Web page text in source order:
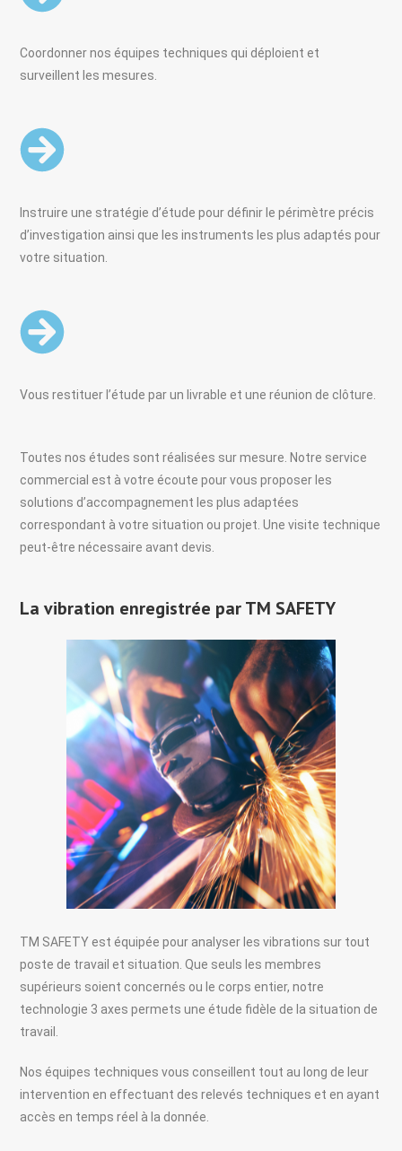
Coordonner nos équipes techniques qui déploient et
surveillent les mesures.
Instruire une stratégie d’étude pour définir le périmètre précis
d’investigation ainsi que les instruments les plus adaptés pour
votre situation.
Vous restituer l’étude par un livrable et une réunion de clôture.
Toutes nos études sont réalisées sur mesure. Notre service
commercial est à votre écoute pour vous proposer les
solutions d’accompagnement les plus adaptées
correspondant à votre situation ou projet. Une visite technique
peut-être nécessaire avant devis.
La vibration enregistrée par TM SAFETY
TM SAFETY est équipée pour analyser les vibrations sur tout
poste de travail et situation. Que seuls les membres
supérieurs soient concernés ou le corps entier, notre
technologie 3 axes permets une étude fidèle de la situation de
travail.
Nos équipes techniques vous conseillent tout au long de leur
intervention en effectuant des relevés techniques et en ayant
accès en temps réel à la donnée.